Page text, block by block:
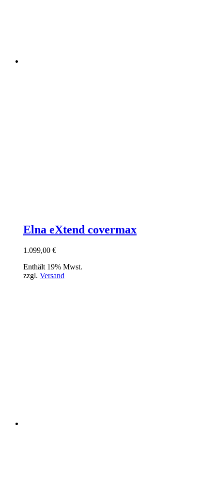
Elna eXtend covermax
1.099,00 €
Enthält 19% Mwst.
zzgl. Versand